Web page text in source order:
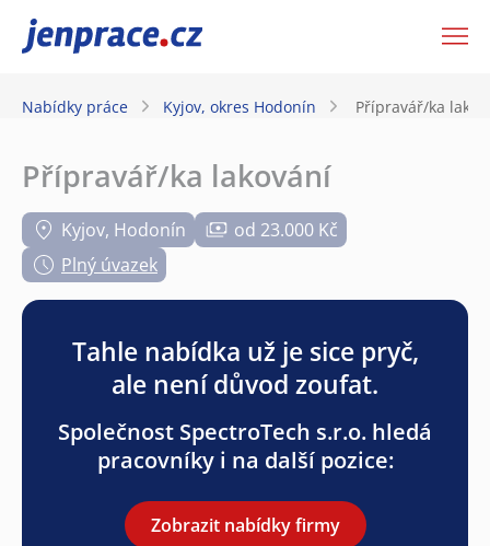
JenPráce.cz
Nabídky práce Kyjov, okres Hodonín Přípravář/ka
Přípravář/ka lakování
Kyjov, Hodonín
od 23.000 Kč
Plný úvazek
Tahle nabídka už je sice pryč,
ale není důvod zoufat.
Společnost SpectroTech s.r.o. hledá
pracovníky i na další pozice:
Zobrazit nabídky firmy